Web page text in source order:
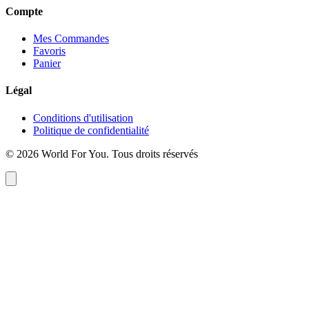
Compte
Mes Commandes
Favoris
Panier
Légal
Conditions d'utilisation
Politique de confidentialité
© 2026 World For You. Tous droits réservés